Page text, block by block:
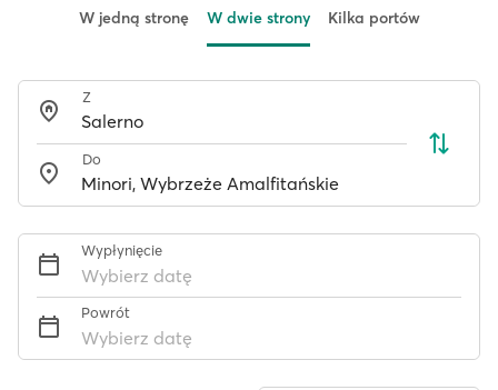
W jedną stronę W dwie strony Kilka portów
Z
Do
Wypłynięcie
Wybierz datę
Powrót
Wybierz datę